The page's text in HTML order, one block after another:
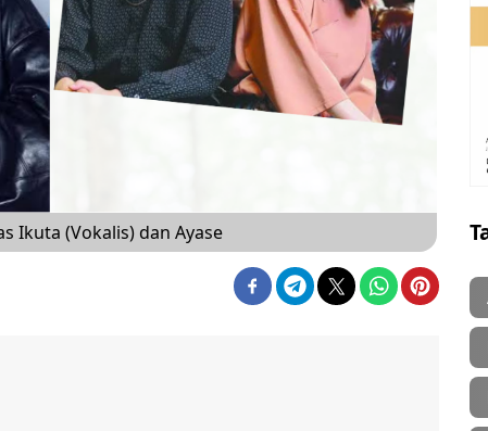
Ikuta (Vokalis) dan Ayase